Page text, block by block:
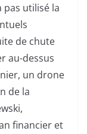
pas utilisé la
de chute
au-dessus
un drone
de la
financier et